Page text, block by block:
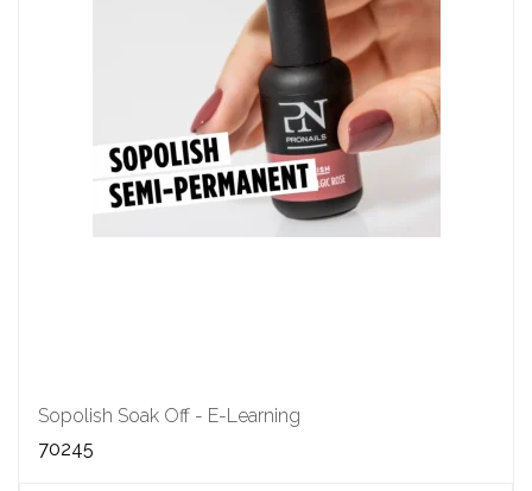
Sopolish Soak Off - E-Learning
70245